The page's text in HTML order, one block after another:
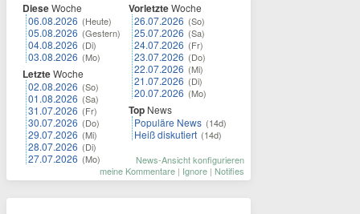
DieseWoche
06.08.2026 (Heute)
05.08.2026 (Gestern)
04.08.2026 (Di)
03.08.2026 (Mo)
LetzteWoche
02.08.2026 (So)
01.08.2026 (Sa)
31.07.2026 (Fr)
30.07.2026 (Do)
29.07.2026 (Mi)
28.07.2026 (Di)
27.07.2026 (Mo)
VorletzteWoche
26.07.2026 (So)
25.07.2026 (Sa)
24.07.2026 (Fr)
23.07.2026 (Do)
22.07.2026 (Mi)
21.07.2026 (Di)
20.07.2026 (Mo)
Top News
Populäre News (14d)
Heiß diskutiert (14d)
News-Ansicht konfigurieren
meine Kommentare | Ignore | Notifies